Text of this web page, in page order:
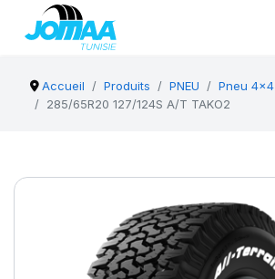
Accueil Produits PNEU
Pneu 4x4
285/65R20 127/124S A/T TAKO2